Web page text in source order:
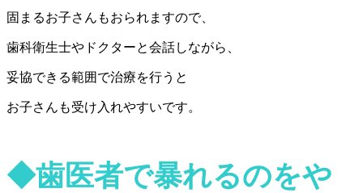
固まるお子さんもおられますので、
歯科衛生士やドクターと会話しながら、
妥協できる範囲で治療を行うと
お子さんも受け入れやすいです。
◆歯医者で暴れるのをや